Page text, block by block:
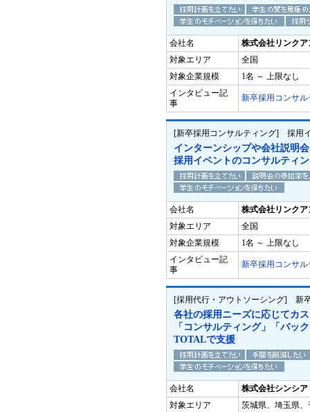
会社名
株式会社リンク
対象エリア
全国
対象企業規模
1名 ～ 上限なし
インタビュー記
事
新卒採用コンサル
[新卒採用コンサルティング] 採用
インターンシップや会社説明
採用イベントのコンサルティ
会社名
株式会社リンク
対象エリア
全国
対象企業規模
1名 ～ 上限なし
インタビュー記
事
新卒採用コンサル
[採用代行・アウトソーシング] 新
各社の採用ニーズに応じてカ
「コンサルティング」「バッ
TOTALで支援
会社名
株式会社シンシア
対象エリア
茨城県、埼玉県